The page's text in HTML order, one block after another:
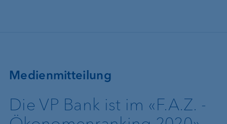
Medienmitteilung
Die VP Bank ist im «F.A.Z. -